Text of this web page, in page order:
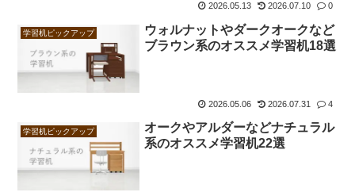
2026.05.13 2026.07.10 0
学習机ピックアップ
ウォルナットやダークオークなど
ブラウン系のオススメ学習机18選
2026.05.06 2026.07.31 4
学習机ピックアップ
オークやアルダーなどナチュラル
系のオススメ学習机22選